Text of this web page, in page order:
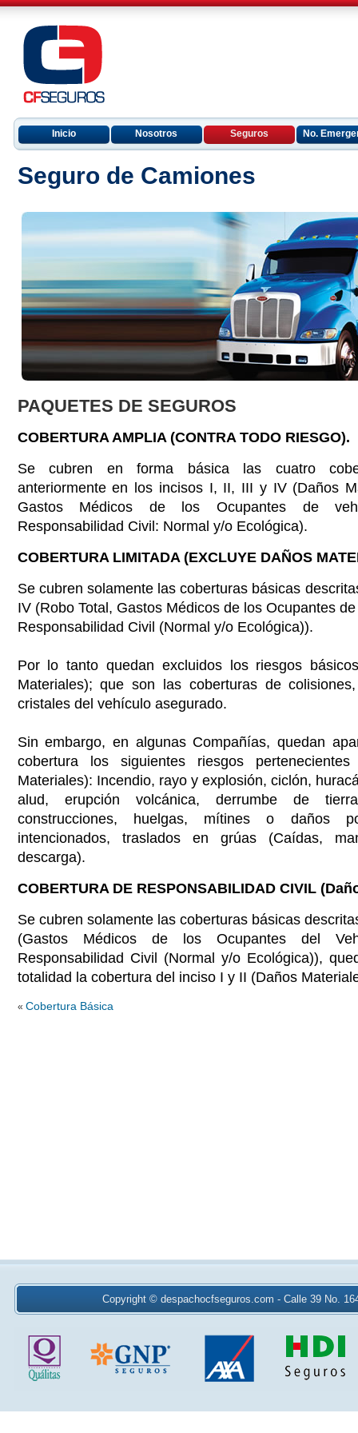
Inicio Nosotros Seguros No.
Seguro de Camiones
PAQUETES DE SEGUROS
COBERTURA AMPLIA (CONTRA TODO RIESGO).
Se cubren en forma básica las cuatro
anteriormente en los incisos I, II, III y IV (Daños
Gastos Médicos de los Ocupantes de
Responsabilidad Civil: Normal y/o Ecológica).
COBERTURA LIMITADA (EXCLUYE DAÑOS
Se cubren solamente las coberturas básicas
IV (Robo Total, Gastos Médicos de los Ocupantes
Responsabilidad Civil (Normal y/o Ecológica)).
Por lo tanto quedan excluidos los riesgos
Materiales); que son las coberturas de
cristales del vehículo asegurado.
Sin embargo, en algunas Compañías, quedan
cobertura los siguientes riesgos
Materiales): Incendio, rayo y explosión, ciclón,
alud, erupción volcánica, derrumbe de
construcciones, huelgas, mítines o daños
intencionados, traslados en grúas (Caídas,
descarga).
COBERTURA DE RESPONSABILIDAD CIVIL
Se cubren solamente las coberturas básicas
(Gastos Médicos de los Ocupantes del
Responsabilidad Civil (Normal y/o Ecológica)),
totalidad la cobertura del inciso I y II (Daños
« Cobertura Básica
Copyright © despachocfseguros.com - Calle 39 No.